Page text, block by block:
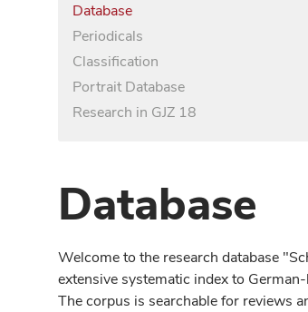
Database
Periodicals
Classification
Portrait Database
Research in GJZ 18
Database
Welcome to the research database
extensive systematic index to
The corpus is searchable for reviews